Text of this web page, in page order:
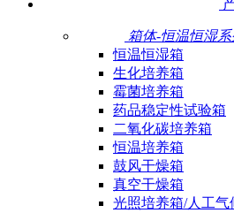
箱体-恒温恒湿系
恒温恒湿箱
生化培养箱
霉菌培养箱
药品稳定性试验箱
二氧化碳培养箱
恒温培养箱
鼓风干燥箱
真空干燥箱
光照培养箱/人工气